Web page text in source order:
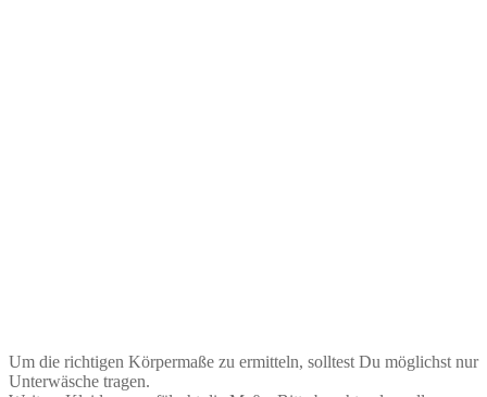
Um die richtigen Körpermaße zu ermitteln, solltest Du möglichst nur
Unterwäsche tragen.